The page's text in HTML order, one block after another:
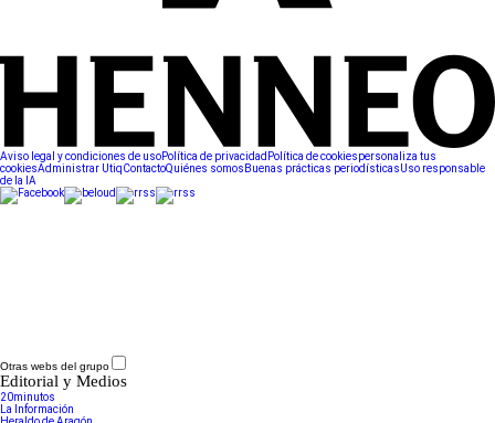
Aviso legal y condiciones de usoPolítica de privacidad Política de cookiespersonaliza tus
cookiesAdministrar UtiqContactoQuiénes somos Buenas prácticas periodísticasUso responsable
de la IA
Otras webs del grupo
Editorial y Medios
20minutos
La Información